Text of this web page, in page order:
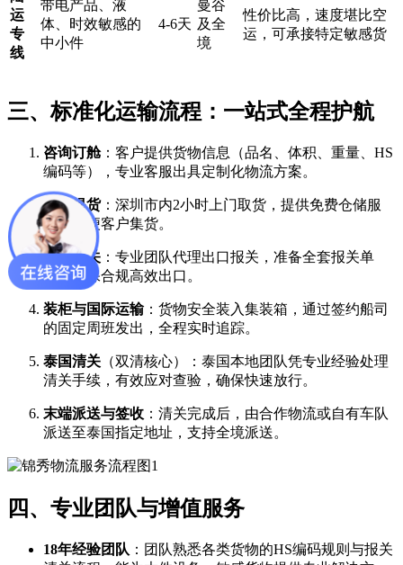
运
专
线
带电产品、液
体、时效敏感的
中小件
4-6天
曼谷
及全
境
性价比高，速度堪比空
运，可承接特定敏感货
三、标准化运输流程：一站式全程护航
咨询订舱​：客户提供货物信息（品名、体积、重量、HS
编码等），专业客服出具定制化物流方案。
上门提货​：深圳市内2小时上门取货，提供免费仓储服
务，方便客户集货。
出口报关 ​：专业团队代理出口报关，准备全套报关单
证，确保合规高效出口。
装柜与国际运输​：货物安全装入集装箱，通过签约船司
的固定周班发出，全程实时追踪。
泰国清关 ​（双清核心）：泰国本地团队凭专业经验处理
清关手续，有效应对查验，确保快速放行。
末端派送与签收 ​：清关完成后，由合作物流或自有车队
派送至泰国指定地址，支持全境派送。
四、专业团队与增值服务
18年经验团队 ​：团队熟悉各类货物的HS编码规则与报关